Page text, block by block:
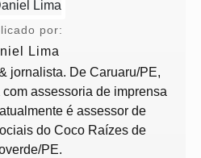
por:
Lima
jornalista. De Caruaru/PE,
assessoria de imprensa
é assessor de
do Coco Raízes de
PE.